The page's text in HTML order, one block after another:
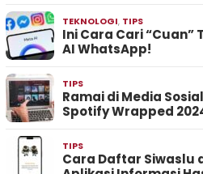
TEKNOLOGI, TIPS
Ini Cara Cari “Cuan”
AI WhatsApp!
TIPS
Ramai di Media
Spotify Wrapped
TIPS
Cara Daftar Siwaslu